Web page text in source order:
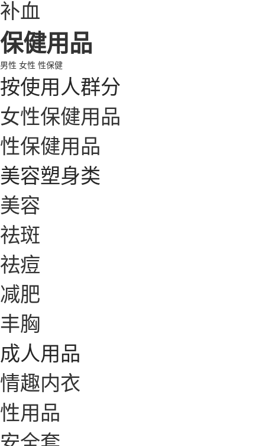
补血
保健用品
男性 女性 性保健
按使用人群分
女性保健用品
性保健用品
美容塑身类
美容
祛斑
祛痘
减肥
丰胸
成人用品
情趣内衣
性用品